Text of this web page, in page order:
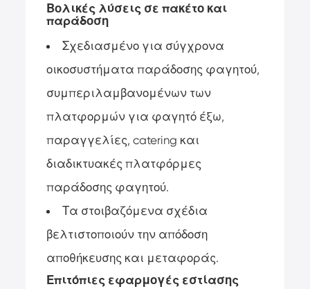
Βολικές λύσεις σε πακέτο και
παράδοση
Σχεδιασμένο για σύγχρονα
οικοσυστήματα παράδοσης φαγητού,
συμπεριλαμβανομένων των
πλατφορμών για φαγητό έξω,
παραγγελίες, catering και
διαδικτυακές πλατφόρμες
παράδοσης φαγητού.
Τα στοιβαζόμενα σχέδια
βελτιστοποιούν την απόδοση
αποθήκευσης και μεταφοράς.
Επιτόπιες εφαρμογές εστίασης